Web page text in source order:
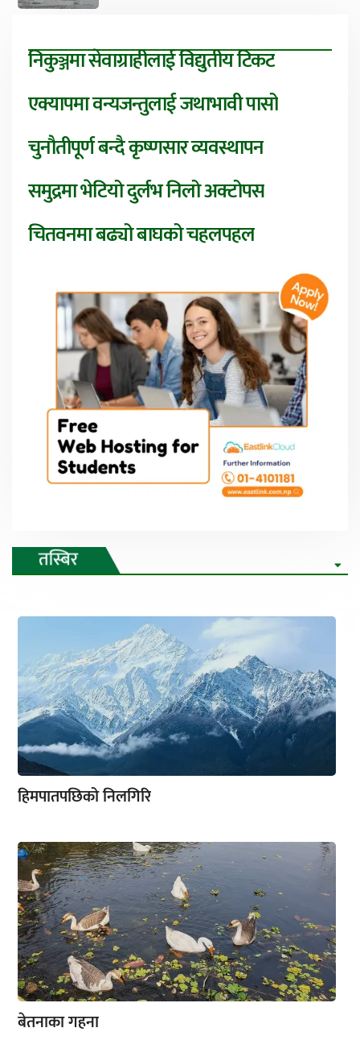
निकुञ्जमा सेवाग्राहीलाई विद्युतीय टिकट
एक्यापमा वन्यजन्तुलाई जथाभावी पासो
चुनौतीपूर्ण बन्दै कृष्णसार व्यवस्थापन
समुद्रमा भेटियो दुर्लभ निलो अक्टोपस
चितवनमा बढ्यो बाघको चहलपहल
हिमपातपछिको निलगिरि
बेतनाका गहना